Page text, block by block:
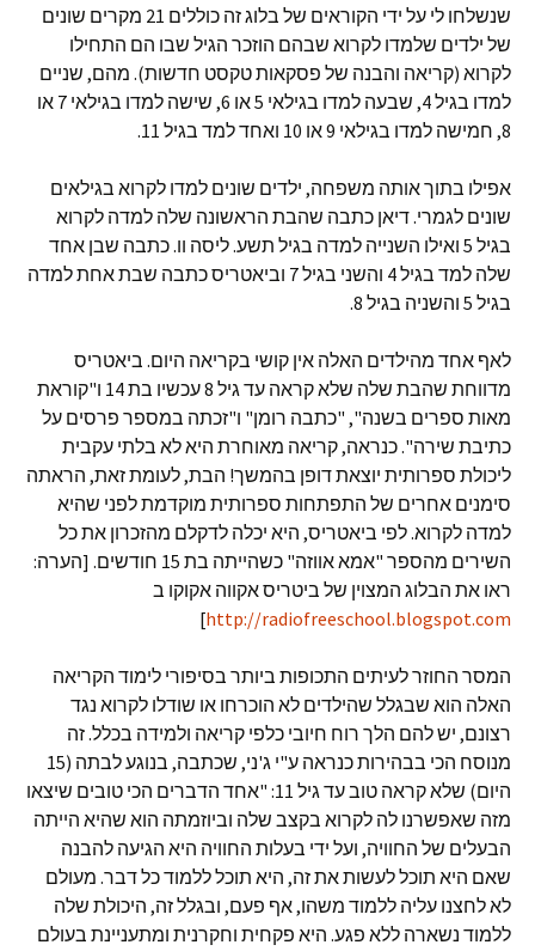
שנשלחו לי על ידי הקוראים של בלוג זה כוללים 21 מקרים שונים
של ילדים שלמדו לקרוא שבהם הוזכר הגיל שבו הם התחילו
לקרוא (קריאה והבנה של פסקאות טקסט חדשות). מהם, שניים
למדו בגיל 4, שבעה למדו בגילאי 5 או 6, שישה למדו בגילאי 7 או
8, חמישה למדו בגילאי 9 או 10 ואחד למד בגיל 11.
אפילו בתוך אותה משפחה, ילדים שונים למדו לקרוא בגילאים
שונים לגמרי. דיאן כתבה שהבת הראשונה שלה למדה לקרוא
בגיל 5 ואילו השנייה למדה בגיל תשע. ליסה וו. כתבה שבן אחד
שלה למד בגיל 4 והשני בגיל 7 וביאטריס כתבה שבת אחת למדה
בגיל 5 והשניה בגיל 8.
לאף אחד מהילדים האלה אין קושי בקריאה היום. ביאטריס
מדווחת שהבת שלה שלא קראה עד גיל 8 עכשיו בת 14 ו"קוראת
מאות ספרים בשנה", "כתבה רומן" ו"זכתה במספר פרסים על
כתיבת שירה". כנראה, קריאה מאוחרת היא לא בלתי עקבית
ליכולת ספרותית יוצאת דופן בהמשך! הבת, לעומת זאת, הראתה
סימנים אחרים של התפתחות ספרותית מוקדמת לפני שהיא
למדה לקרוא. לפי ביאטריס, היא יכלה לדקלם מהזכרון את כל
השירים מהספר "אמא אווזה" כשהייתה בת 15 חודשים. [הערה:
ראו את הבלוג המצוין של ביטריס אקווה אקוקו ב
http://radiofreeschool.blogspot.com
]
המסר החוזר לעיתים התכופות ביותר בסיפורי לימוד הקריאה
האלה הוא שבגלל שהילדים לא הוכרחו או שודלו לקרוא נגד
רצונם, יש להם הלך רוח חיובי כלפי קריאה ולמידה בכלל. זה
מנוסח הכי בבהירות כנראה ע"י ג'ני, שכתבה, בנוגע לבתה (15
היום) שלא קראה טוב עד גיל 11: "אחד הדברים הכי טובים שיצאו
מזה שאפשרנו לה לקרוא בקצב שלה וביוזמתה הוא שהיא הייתה
הבעלים של החוויה, ועל ידי בעלות החוויה היא הגיעה להבנה
שאם היא תוכל לעשות את זה, היא תוכל ללמוד כל דבר. מעולם
לא לחצנו עליה ללמוד משהו, אף פעם, ובגלל זה, היכולת שלה
ללמוד נשארה ללא פגע. היא פקחית וחקרנית ומתעניינת בעולם